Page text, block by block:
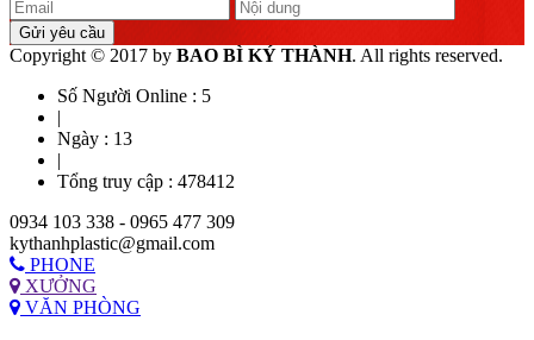
Gửi yêu cầu
Copyright © 2017 by BAO BÌ KÝ THÀNH. All rights reserved.
Số Người Online : 5
|
Ngày : 13
|
Tổng truy cập : 478412
0934 103 338 - 0965 477 309
kythanhplastic@gmail.com
PHONE
XƯỞNG
VĂN PHÒNG